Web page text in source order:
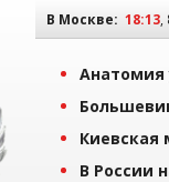
В Москве: 18:13,
Анатомия
Киевская
В России